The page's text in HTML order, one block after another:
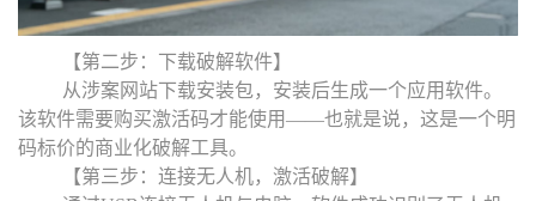
【第二步：下载破解软件】
从涉案网站下载安装包，安装后生成一个应用软件。
该软件需要购买激活码才能使用——也就是说，这是一个明
码标价的商业化破解工具。
【第三步：连接无人机，激活破解】